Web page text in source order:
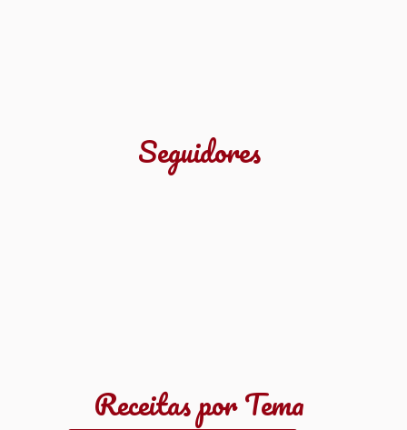
Seguidores
Receitas por Tema